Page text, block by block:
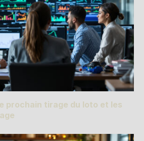
prochain tirage du loto et les